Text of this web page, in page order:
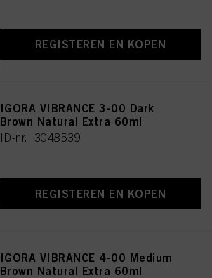
REGISTEREN EN KOPEN
IGORA VIBRANCE 3-00 Dark
Brown Natural Extra 60ml
ID-nr. 3048539
REGISTEREN EN KOPEN
IGORA VIBRANCE 4-00 Medium
Brown Natural Extra 60ml